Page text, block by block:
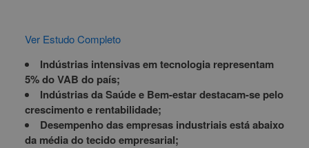
Ver Estudo Completo
Indústrias intensivas em tecnologia representam
5% do VAB do país;
Indústrias da Saúde e Bem-estar destacam-se pelo
crescimento e rentabilidade;
Desempenho das empresas industriais está abaixo
da média do tecido empresarial;